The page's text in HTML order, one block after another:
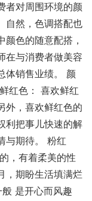
者对周围环境的颜
自然，色调搭配也
色的随意配搭，
在与消费者做美容
体销售业绩。 颜
红色： 喜欢鲜红
外，喜欢鲜红色的
利把事儿快速的解
与期待。 粉红
，有着柔美的性
，期盼生活填满烂
是开心而风趣